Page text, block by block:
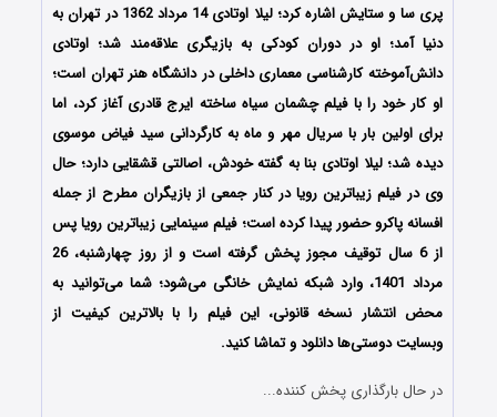
پری سا و ستایش اشاره کرد؛ لیلا اوتادی 14 مرداد 1362 در تهران به
دنیا آمد؛ او در دوران کودکی به بازیگری علاقه‌مند شد؛ اوتادی
دانش‌آموخته کارشناسی معماری داخلی در دانشگاه هنر تهران است؛
او کار خود را با فیلم چشمان سیاه ساخته ایرج قادری آغاز کرد، اما
برای اولین بار با سریال مهر و ماه به کارگردانی سید فیاض موسوی
دیده شد؛ لیلا اوتادی بنا به گفته خودش، اصالتی قشقایی دارد؛ حال
وی در فیلم زیباترین رویا در کنار جمعی از بازیگران مطرح از جمله
افسانه پاکرو حضور پیدا کرده است؛ فیلم سینمایی زیباترین رویا پس
از 6 سال توقیف مجوز پخش گرفته است و از روز چهارشنبه، 26
مرداد 1401، وارد شبکه نمایش خانگی می‌شود؛ شما می‌توانید به
محض انتشار نسخه قانونی، این فیلم را با بالاترین کیفیت از
وبسایت دوستی‌ها دانلود و تماشا کنید.
در حال بارگذاری پخش کننده...